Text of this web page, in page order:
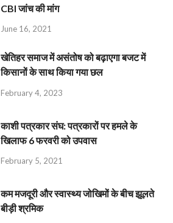
CBI जांच की मांग
June 16, 2021
खेतिहर समाज में असंतोष को बढ़ाएगा बजट में
किसानों के साथ किया गया छल
February 4, 2023
काशी पत्रकार संघ: पत्रकारों पर हमले के
खिलाफ 6 फरवरी को उपवास
February 5, 2021
कम मजदूरी और स्वास्थ्य जोखिमों के बीच झूलते
बीड़ी श्रमिक